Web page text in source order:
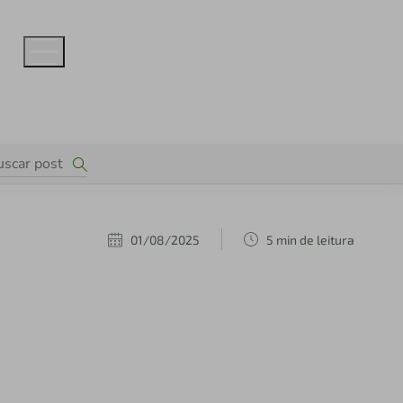
01/08/2025 5 min de leitura